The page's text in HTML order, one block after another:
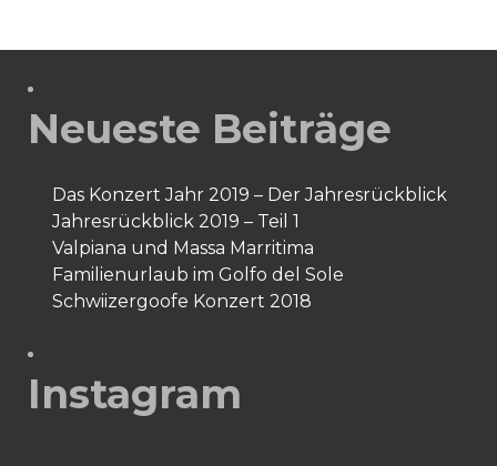
Neueste Beiträge
Das Konzert Jahr 2019 – Der Jahresrückblick
Jahresrückblick 2019 – Teil 1
Valpiana und Massa Marritima
Familienurlaub im Golfo del Sole
Schwiizergoofe Konzert 2018
Instagram